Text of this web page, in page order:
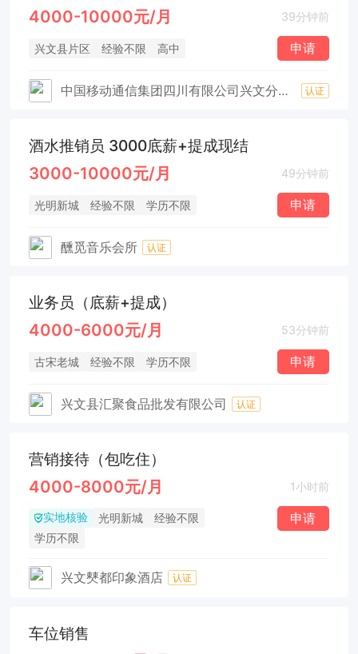
4000-10000元/月 39分钟前
兴文县片区 经验不限 高中 申请
中国移动通信集团四川有限公司兴文分公司 认证
酒水推销员 3000底薪+提成现结
3000-10000元/月 49分钟前
光明新城 经验不限 学历不限 申请
醺觅音乐会所 认证
业务员（底薪+提成）
4000-6000元/月 53分钟前
古宋老城 经验不限 学历不限 申请
兴文县汇聚食品批发有限公司 认证
营销接待（包吃住）
4000-8000元/月 1小时前
实地核验 光明新城
经验不限
学历不限
申请
兴文僰都印象酒店 认证
车位销售